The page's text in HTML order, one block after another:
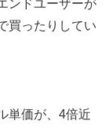
ンドユーザーが
買ったりしてい
単価が、4倍近